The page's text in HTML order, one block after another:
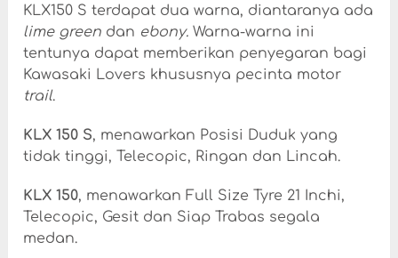
KLX150 S terdapat dua warna, diantaranya ada
lime green dan ebony. Warna-warna ini
tentunya dapat memberikan penyegaran bagi
Kawasaki Lovers khususnya pecinta motor
trail.
KLX 150 S, menawarkan Posisi Duduk yang
tidak tinggi, Telecopic, Ringan dan Lincah.
KLX 150, menawarkan Full Size Tyre 21 Inchi,
Telecopic, Gesit dan Siap Trabas segala
medan.